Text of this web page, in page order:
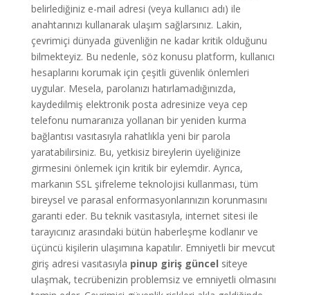
belirlediğiniz e-mail adresi (veya kullanıcı adı) ile
anahtarınızı kullanarak ulaşım sağlarsınız. Lakin,
çevrimiçi dünyada güvenliğin ne kadar kritik olduğunu
bilmekteyiz. Bu nedenle, söz konusu platform, kullanıcı
hesaplarını korumak için çeşitli güvenlik önlemleri
uygular. Mesela, parolanızı hatırlamadığınızda,
kaydedilmiş elektronik posta adresinize veya cep
telefonu numaranıza yollanan bir yeniden kurma
bağlantısı vasıtasıyla rahatlıkla yeni bir parola
yaratabilirsiniz. Bu, yetkisiz bireylerin üyeliğinize
girmesini önlemek için kritik bir eylemdir. Ayrıca,
markanın SSL şifreleme teknolojisi kullanması, tüm
bireysel ve parasal enformasyonlarınızın korunmasını
garanti eder. Bu teknik vasıtasıyla, internet sitesi ile
tarayıcınız arasındaki bütün haberleşme kodlanır ve
üçüncü kişilerin ulaşımına kapatılır. Emniyetli bir mevcut
giriş adresi vasıtasıyla pinup giriş güncel siteye
ulaşmak, tecrübenizin problemsiz ve emniyetli olmasını